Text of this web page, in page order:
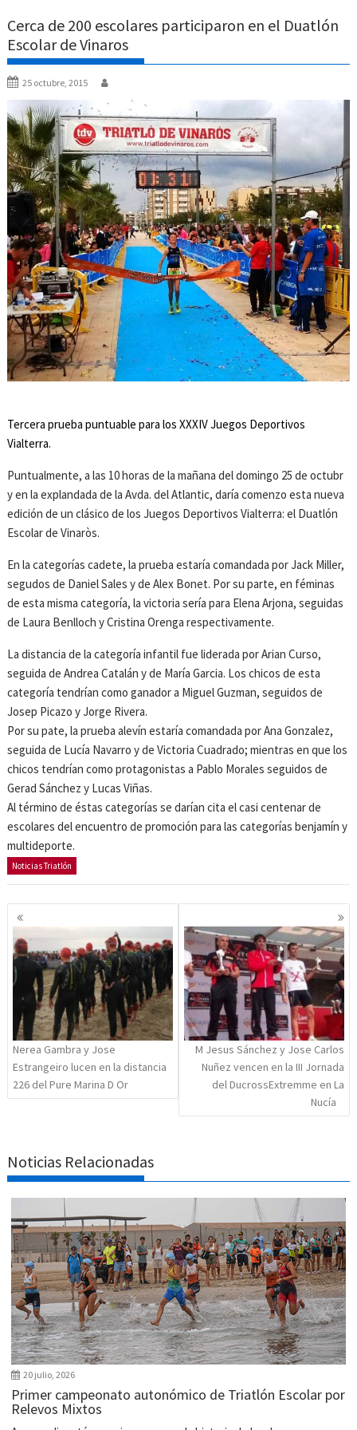
Cerca de 200 escolares participaron en el Duatlón
Escolar de Vinaros
25 octubre, 2015
Tercera prueba puntuable para los XXXIV Juegos Deportivos
Vialterra.
Puntualmente, a las 10 horas de la mañana del domingo 25 de octubr
y en la explandada de la Avda. del Atlantic, daría comenzo esta nueva
edición de un clásico de los Juegos Deportivos Vialterra: el Duatlón
Escolar de Vinaròs.
En la categorías cadete, la prueba estaría comandada por Jack Miller,
segudos de Daniel Sales y de Alex Bonet. Por su parte, en féminas
de esta misma categoría, la victoria sería para Elena Arjona, seguidas
de Laura Benlloch y Cristina Orenga respectivamente.
La distancia de la categoría infantil fue liderada por Arian Curso,
seguida de Andrea Catalán y de María Garcia. Los chicos de esta
categoría tendrían como ganador a Miguel Guzman, seguidos de
Josep Picazo y Jorge Rivera.
Por su pate, la prueba alevín estaría comandada por Ana Gonzalez,
seguida de Lucía Navarro y de Victoria Cuadrado; mientras en que los
chicos tendrían como protagonistas a Pablo Morales seguidos de
Gerad Sánchez y Lucas Viñas.
Al término de éstas categorías se darían cita el casi centenar de
escolares del encuentro de promoción para las categorías benjamín y
multideporte.
Noticias Triatlón
Navegación
de
entradas
Nerea Gambra y Jose
Estrangeiro lucen en la distancia
226 del Pure Marina D Or
M Jesus Sánchez y Jose Carlos
Nuñez vencen en la III Jornada
del DucrossExtremme en La
Nucía
Noticias Relacionadas
20 julio, 2026
Primer campeonato autonómico de Triatlón Escolar por
Relevos Mixtos